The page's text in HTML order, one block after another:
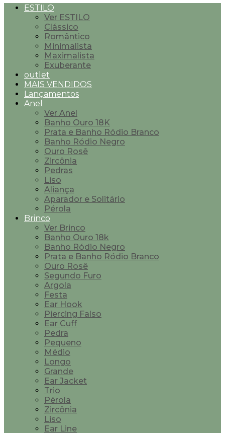
ESTILO
Ver ESTILO
Clássico
Romântico
Minimalista
Maximalista
Exuberante
outlet
MAIS VENDIDOS
Lançamentos
Anel
Ver Anel
Banho Ouro 18K
Prata e Banho Ródio Branco
Banho Ródio Negro
Ouro Rosê
Zircônia
Pedras
Liso
Aliança
Aparador e Solitário
Pérola
Brinco
Ver Brinco
Banho Ouro 18k
Banho Ródio Negro
Prata e Banho Ródio Branco
Ouro Rosê
Segundo Furo
Argola
Festa
Ear Hook
Piercing Falso
Ear Cuff
Pedra
Pequeno
Médio
Longo
Grande
Ear Jacket
Trio
Pérola
Zircônia
Liso
Ear Line